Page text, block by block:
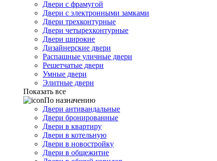
Двери с фрамугой
Двери с электронными замками
Двери трехконтурные
Двери четырехконтурные
Двери широкие
Дизайнерские двери
Распашные уличные двери
Решетчатые двери
Умные двери
Элитные двери
Показать все
По назначению
Двери антивандальные
Двери бронированные
Двери в квартиру
Двери в котельную
Двери в новостройку
Двери в общежитие